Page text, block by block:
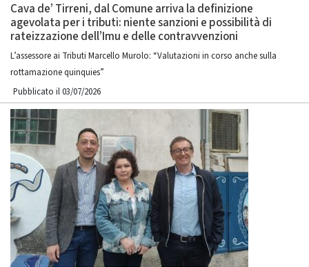
Cava de’ Tirreni, dal Comune arriva la definizione
agevolata per i tributi: niente sanzioni e possibilità di
rateizzazione dell’Imu e delle contravvenzioni
L’assessore ai Tributi Marcello Murolo: “Valutazioni in corso anche sulla
rottamazione quinquies”
Pubblicato il 03/07/2026